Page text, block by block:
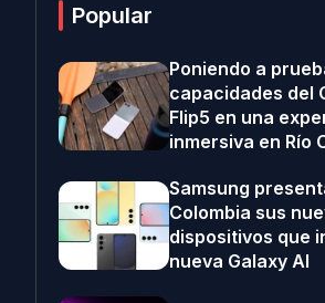
Popular
Poniendo a
capacidades del
Flip5 en una
inmersiva en Río
Samsung
Colombia sus
dispositivos que
nueva Galaxy AI